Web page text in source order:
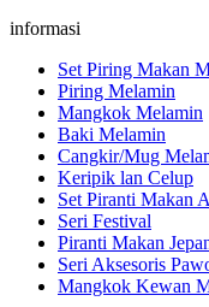
informasi
Set Piring Makan
Piring Melamin
Mangkok Melamin
Baki Melamin
Cangkir/Mug
Keripik lan Celup
Set Piranti Makan
Seri Festival
Piranti Makan
Seri Aksesoris
Mangkok Kewan